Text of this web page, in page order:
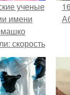
ученые
имени
скорость
напрямую
от
сосудов